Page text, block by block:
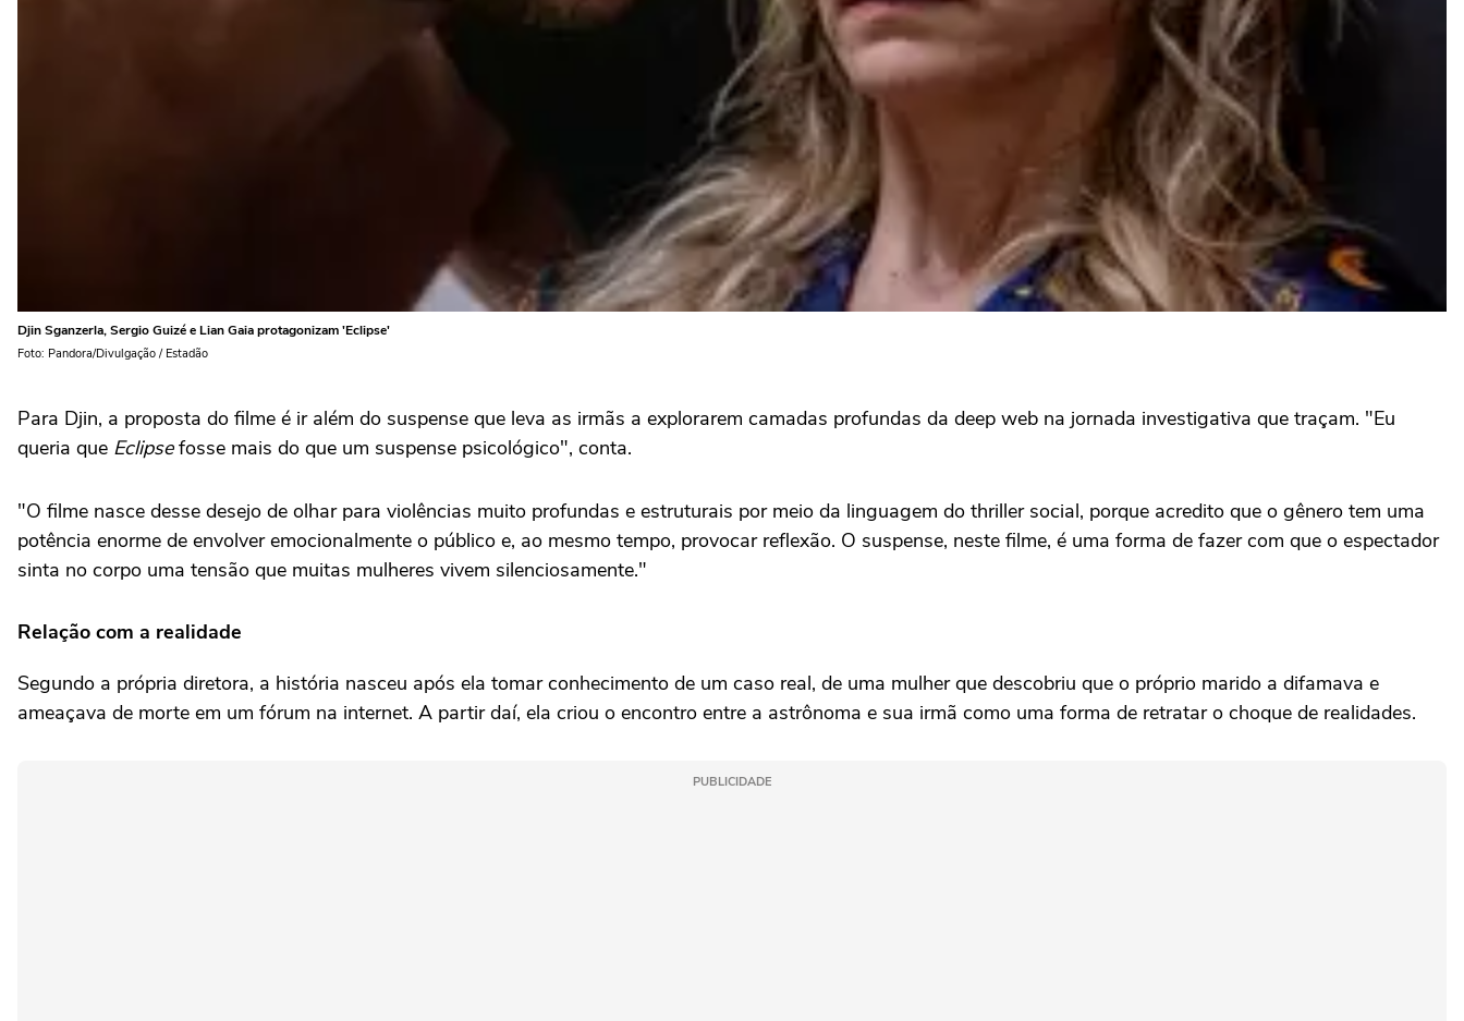
Djin Sganzerla, Sergio Guizé e Lian Gaia protagonizam 'Eclipse'
Foto: Pandora/Divulgação / Estadão
Para Djin, a proposta do filme é ir além do suspense que leva as irmãs a explorarem camadas profundas da deep web na jornada investigativa que traçam. "Eu
queria que Eclipsefosse mais do que um suspense psicológico", conta.
"O filme nasce desse desejo de olhar para violências muito profundas e estruturais por meio da linguagem do thriller social, porque acredito que o gênero tem uma
potência enorme de envolver emocionalmente o público e, ao mesmo tempo, provocar reflexão. O suspense, neste filme, é uma forma de fazer com que o espectador
sinta no corpo uma tensão que muitas mulheres vivem silenciosamente."
Relação com a realidade
Segundo a própria diretora, a história nasceu após ela tomar conhecimento de um caso real, de uma mulher que descobriu que o próprio marido a difamava e
ameaçava de morte em um fórum na internet. A partir daí, ela criou o encontro entre a astrônoma e sua irmã como uma forma de retratar o choque de realidades.
PUBLICIDADE